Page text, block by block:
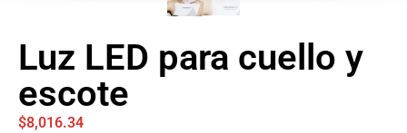
Luz LED para cuello y
escote
$8,016.34